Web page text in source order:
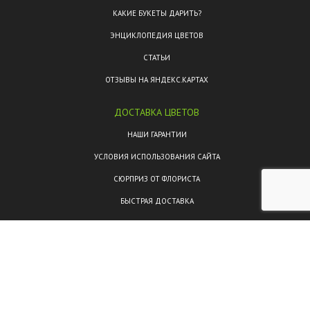
КАКИЕ БУКЕТЫ ДАРИТЬ?
ЭНЦИКЛОПЕДИЯ ЦВЕТОВ
СТАТЬИ
ОТЗЫВЫ НА ЯНДЕКС.КАРТАХ
ДОСТАВКА ЦВЕТОВ
НАШИ ГАРАНТИИ
УСЛОВИЯ ИСПОЛЬЗОВАНИЯ САЙТА
СЮРПРИЗ ОТ ФЛОРИСТА
БЫСТРАЯ ДОСТАВКА
КУРЬЕРСКАЯ ДОСТАВКА